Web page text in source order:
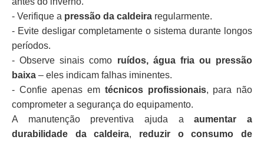
- Verifique a pressão da caldeira regularmente.
- Evite desligar completamente o sistema durante longos
períodos.
- Observe sinais como ruídos, água fria ou pressão
baixa – eles indicam falhas iminentes.
- Confie apenas em técnicos profissionais, para não
comprometer a segurança do equipamento.
A manutenção preventiva ajuda aaumentar a
durabilidade da caldeira, reduzir o consumo de